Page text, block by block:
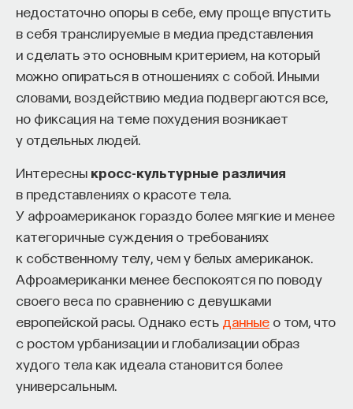
недостаточно опоры в себе, ему проще впустить
в себя транслируемые в медиа представления
и сделать это основным критерием, на который
можно опираться в отношениях с собой. Иными
словами, воздействию медиа подвергаются все,
но фиксация на теме похудения возникает
у отдельных людей.
Интересны кросс-культурные различия
в представлениях о красоте тела.
У афроамериканок гораздо более мягкие и менее
категоричные суждения о требованиях
к собственному телу, чем у белых американок.
Афроамериканки менее беспокоятся по поводу
своего веса по сравнению с девушками
европейской расы. Однако есть данные о том, что
с ростом урбанизации и глобализации образ
худого тела как идеала становится более
универсальным.